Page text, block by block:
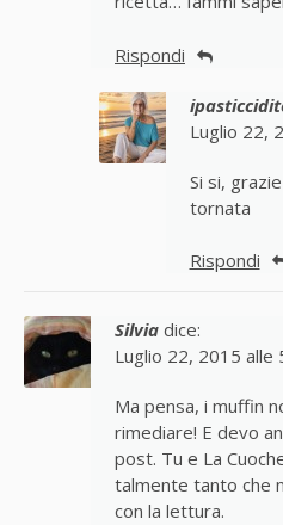
Rispondi
Luglio 22,
Si si,
tornata
Rispondi
Silvia dice:
Luglio 22, 2015 alle
Ma pensa, i muffin
rimediare! E devo
post. Tu e La
talmente tanto che
con la lettura.